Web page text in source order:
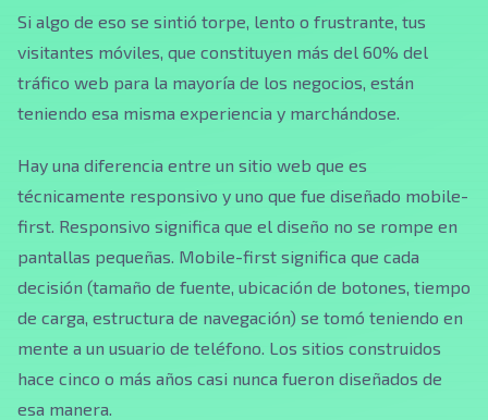
Si algo de eso se sintió torpe, lento o frustrante, tus
visitantes móviles, que constituyen más del 60% del
tráfico web para la mayoría de los negocios, están
teniendo esa misma experiencia y marchándose.
Hay una diferencia entre un sitio web que es
técnicamente responsivo y uno que fue diseñado mobile-
first. Responsivo significa que el diseño no se rompe en
pantallas pequeñas. Mobile-first significa que cada
decisión (tamaño de fuente, ubicación de botones, tiempo
de carga, estructura de navegación) se tomó teniendo en
mente a un usuario de teléfono. Los sitios construidos
hace cinco o más años casi nunca fueron diseñados de
esa manera.